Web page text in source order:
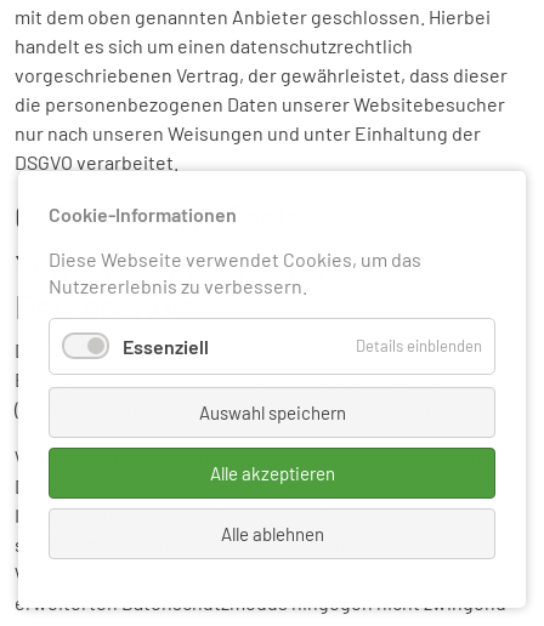
mit dem oben genannten Anbieter geschlossen. Hierbei
handelt es sich um einen datenschutzrechtlich
vorgeschriebenen Vertrag, der gewährleistet, dass dieser
die personenbezogenen Daten unserer Websitebesucher
nur nach unseren Weisungen und unter Einhaltung der
DSGVO verarbeitet.
6. Plugins und Tools
YouTube mit erweitertem
Datenschutz
Diese Website bindet Videos der Website YouTube ein.
Betreiber der Seiten ist die Google Ireland Limited
(„Google“), Gordon House, Barrow Street, Dublin 4, Irland.
Wir nutzen YouTube im erweiterten Datenschutzmodus.
Dieser Modus bewirkt laut YouTube, dass YouTube keine
Informationen über die Besucher auf dieser Website
speichert, bevor diese sich das Video ansehen. Die
Weitergabe von Daten an YouTube-Partner wird durch den
erweiterten Datenschutzmodus hingegen nicht zwingend
Cookie-Informationen
Diese Webseite verwendet Cookies, um das
Nutzererlebnis zu verbessern.
Essenziell Details einblenden
Auswahl speichern
Alle akzeptieren
Alle ablehnen